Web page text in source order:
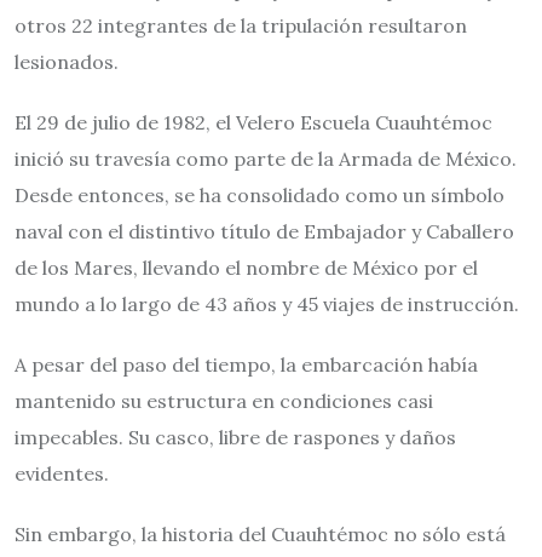
otros 22 integrantes de la tripulación resultaron
lesionados.
El 29 de julio de 1982, el Velero Escuela Cuauhtémoc
inició su travesía como parte de la Armada de México.
Desde entonces, se ha consolidado como un símbolo
naval con el distintivo título de Embajador y Caballero
de los Mares, llevando el nombre de México por el
mundo a lo largo de 43 años y 45 viajes de instrucción.
A pesar del paso del tiempo, la embarcación había
mantenido su estructura en condiciones casi
impecables. Su casco, libre de raspones y daños
evidentes.
Sin embargo, la historia del Cuauhtémoc no sólo está